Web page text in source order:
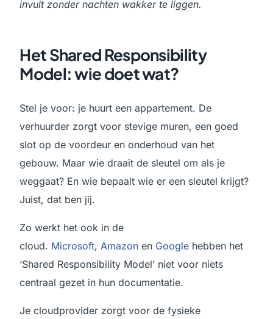
invult zonder nachten wakker te liggen.
Het Shared Responsibility
Model: wie doet wat?
Stel je voor: je huurt een appartement. De
verhuurder zorgt voor stevige muren, een goed
slot op de voordeur en onderhoud van het
gebouw. Maar wie draait de sleutel om als je
weggaat? En wie bepaalt wie er een sleutel krijgt?
Juist, dat ben jij.
Zo werkt het ook in de
cloud. Microsoft,Amazon en Google hebben het
‘Shared Responsibility Model’ niet voor niets
centraal gezet in hun documentatie.
Je cloudprovider zorgt voor de fysieke